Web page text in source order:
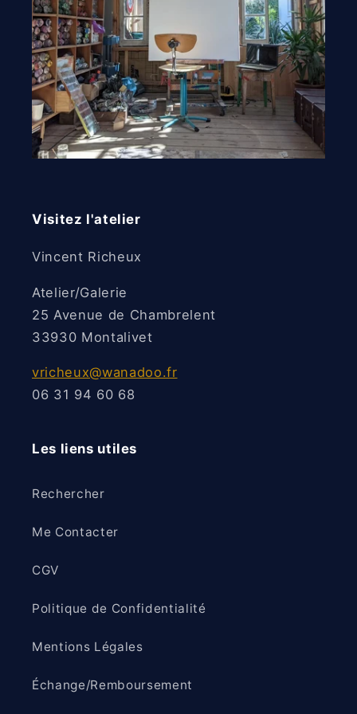
Visitez l'atelier
Vincent Richeux
Atelier/Galerie
25 Avenue de Chambrelent
33930 Montalivet
vricheux@wanadoo.fr
06 31 94 60 68
Les liens utiles
Rechercher
Me Contacter
CGV
Politique de Confidentialité
Mentions Légales
Échange/Remboursement